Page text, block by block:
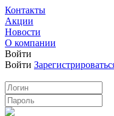
Контакты
Акции
Новости
О компании
Войти
Войти